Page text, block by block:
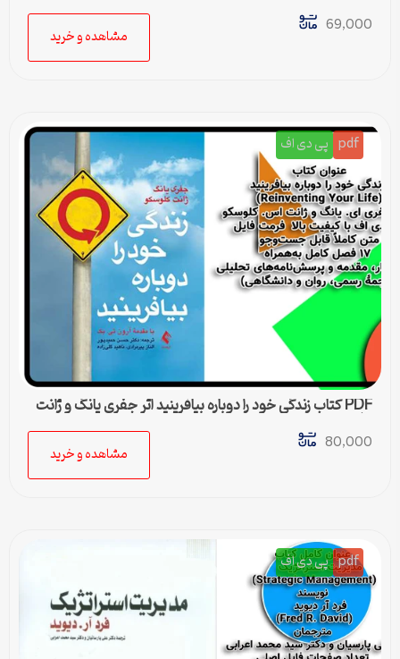
69,000
مشاهده و خرید
pdf پی دی اف
PDF کتاب زندگی خود را دوباره بیافرینید اثر جفری یانگ و ژانت
کلوسکو
80,000
مشاهده و خرید
pdf پی دی اف